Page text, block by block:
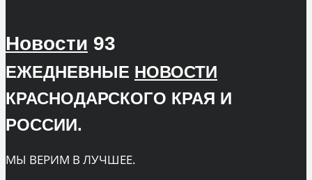
Новости 93
ЕЖЕДНЕВНЫЕ НОВОСТИ
КРАСНОДАРСКОГО КРАЯ И
РОССИИ.
МЫ ВЕРИМ В ЛУЧШЕЕ.